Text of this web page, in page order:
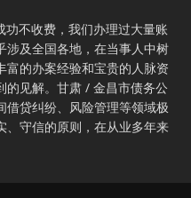
不收费，我们办理过大量账
涉及全国各地，在当事人中树
富的办案经验和宝贵的人脉资
的见解。甘肃 / 金昌市债务公
借贷纠纷、风险管理等领域极
、守信的原则，在从业多年来